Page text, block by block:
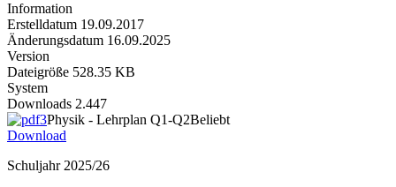
Information
Erstelldatum 19.09.2017
Änderungsdatum 16.09.2025
Version
Dateigröße 528.35 KB
System
Downloads 2.447
Physik - Lehrplan Q1-Q2Beliebt
Download
Schuljahr 2025/26